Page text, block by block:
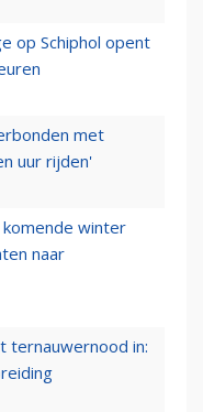
op Schiphol opent
met
uur rijden'
komende winter
naar
ternauwernood in: